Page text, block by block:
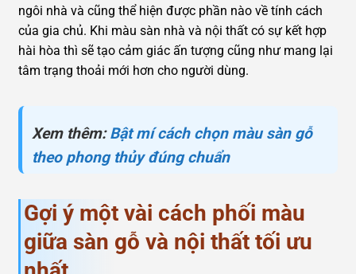
ngôi nhà và cũng thể hiện được phần nào về tính cách
của gia chủ. Khi màu sàn nhà và nội thất có sự kết hợp
hài hòa thì sẽ tạo cảm giác ấn tượng cũng như mang lại
tâm trạng thoải mới hơn cho người dùng.
Xem thêm:Bật mí cách chọn màu sàn gỗ
theo phong thủy đúng chuẩn
Gợi ý một vài cách phối màu
giữa sàn gỗ và nội thất tối ưu